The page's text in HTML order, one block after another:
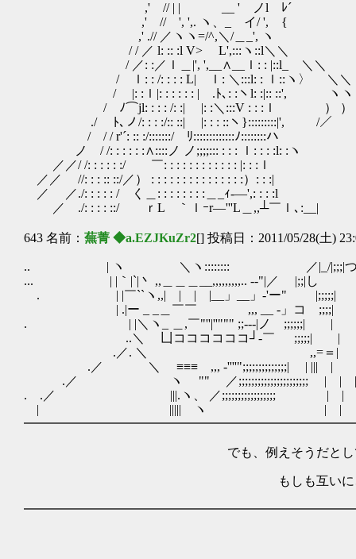
,' // | | __ ' ノl ﾚ´
,' // ', ',. ヽ、_ イ/ ', {
,' .// ／ヽヽ=/^,＼/＿_', ヽ
/ / ／ l: :: :l V> L',:::ヽ::l＼＼
/ ／: :／ｌ＿|', ',__∧__ｌ: : |::l_ ＼＼
/ ｌ: : /: : : : L| ｌ: ＼:::l: : ｌ::ヽ〉
/ |: :ｌ|: : : : : : | .ﾄ､: :ヽl: :|:: ::',
/ ﾉ⌒jl: : : : /: :| |: :＼:::V : : :ｌ ） ）
./ ﾄ､ノ/: : : :/:: ::| |: : : ::ヽ}:::::::::|', /／
/ / / r'´: :: :/:::::::/ ﾘ:::::::::::::ﾉ
ノ / /: : : : : :∧::::ノ ノ;;;;::: : : : ｌ: : : :l: :ヽ
／／/ /: : : : : :/ ゝ￣: : : : : : : : : : : : |: : :ｌ
／／ //: : : :: ::/／） : : : : : : : : : : : : : : :）: : :|
／ ／./: : : : : / く＿: : : : : : : :＿_ｨ-―',: : : :l
／ ./: : : : ::/ ｒL ｀ｌｰr―'''L＿,,┴￣ｌ､:__|
643 名前： 蕪菁 ◆a.EZJKuZr2[] 投稿日：2011/05/28(土)
.. | ヽ ＼ヽ:::::::: ／|_/|;;;|つ
... | |｀|`|丶 ,,＿＿＿__,,,,,,,,,.. --"|／ |;;|
. | |￣``ヽ,,| | | |__」__」-'ー"
| .|ー _ _＿￣￣ ,,, __ -」
. | |＼ヽ_ ＿,￣"''|''""" ;;---|ノ ;;;;;;|
..＼ ゝ凵ココココココ┘-￣
.／. ＼ ,,=＝| ||
.／ ＼ ≡≡≡ ,,, ‐''''";;;;;;;;;;;;;;| | ||| |
.／ ヽ "" ／;;;;;;;;;;;;;;;;;;;;;; | |
. .／ |||.ヽ、 ／;;;;;;;;;;;;;;;;; | |
| ||||| ヽ | |
でも、例えそうだとして
もしも互いに、言葉を交わす